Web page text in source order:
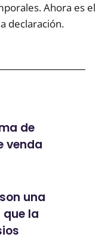
Ahora es el
declaración.
de
venda
una
la